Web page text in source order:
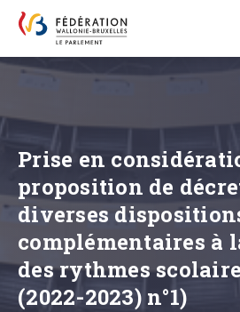
Prise en
proposition de
diverses
complémentaires à
des rythmes
(2022-2023) n°1)